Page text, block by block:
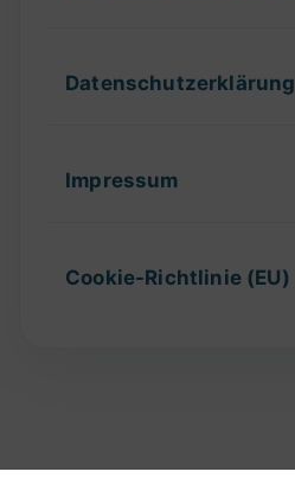
Datenschutzerklärung
Impressum
Cookie-Richtlinie (EU)